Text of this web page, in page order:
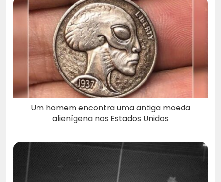
Um homem encontra uma antiga moeda
alienígena nos Estados Unidos